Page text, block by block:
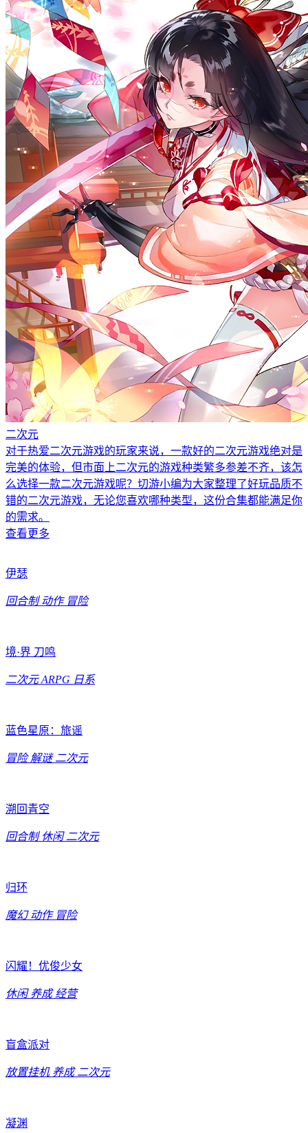
二次元
对于热爱二次元游戏的玩家来说，一款好的二次元游戏绝对是
完美的体验，但市面上二次元的游戏种类繁多参差不齐，该怎
么选择一款二次元游戏呢？切游小编为大家整理了好玩品质不
错的二次元游戏，无论您喜欢哪种类型，这份合集都能满足你
的需求。
查看更多
伊瑟
回合制 动作 冒险
境·界 刀鸣
二次元 ARPG 日系
蓝色星原：旅谣
冒险 解谜 二次元
溯回青空
回合制 休闲 二次元
归环
魔幻 动作 冒险
闪耀！优俊少女
休闲 养成 经营
盲盒派对
放置挂机 养成 二次元
凝渊